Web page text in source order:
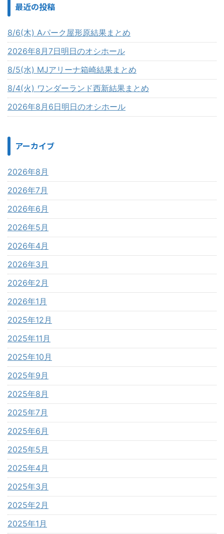
最近の投稿
8/6(木) Aパーク屋形原結果まとめ
2026年8月7日明日のオシホール
8/5(水) MJアリーナ箱崎結果まとめ
8/4(火) ワンダーランド西新結果まとめ
2026年8月6日明日のオシホール
アーカイブ
2026年8月
2026年7月
2026年6月
2026年5月
2026年4月
2026年3月
2026年2月
2026年1月
2025年12月
2025年11月
2025年10月
2025年9月
2025年8月
2025年7月
2025年6月
2025年5月
2025年4月
2025年3月
2025年2月
2025年1月